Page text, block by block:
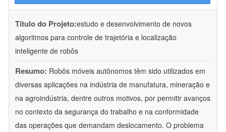
Título do Projeto:estudo e desenvolvimento de novos
algoritmos para controle de trajetória e localização
inteligente de robôs
Resumo: Robôs móveis autônomos têm sido utilizados em
diversas aplicações na indústria de manufatura, mineração e
na agroindústria, dentre outros motivos, por permitir avanços
no contexto da segurança do trabalho e na conformidade
das operações que demandam deslocamento. O problema